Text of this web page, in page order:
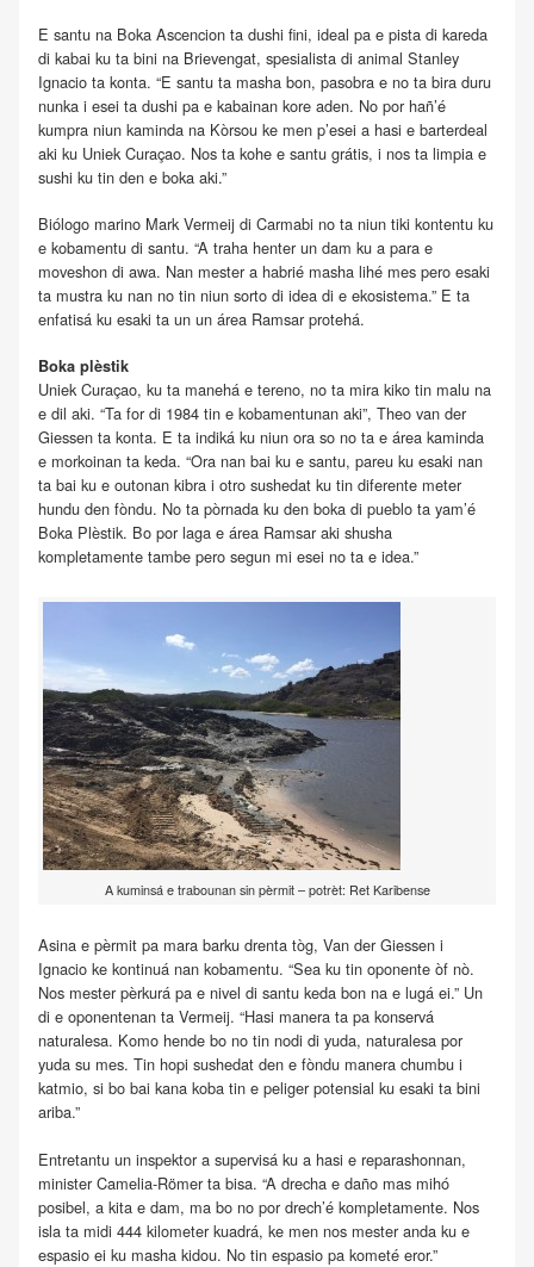
E santu na Boka Ascencion ta dushi fini, ideal pa e pista di kareda
di kabai ku ta bini na Brievengat, spesialista di animal Stanley
Ignacio ta konta. “E santu ta masha bon, pasobra e no ta bira duru
nunka i esei ta dushi pa e kabainan kore aden. No por hañ’é
kumpra niun kaminda na Kòrsou ke men p’esei a hasi e barterdeal
aki ku Uniek Curaçao. Nos ta kohe e santu grátis, i nos ta limpia e
sushi ku tin den e boka aki.”
Biólogo marino Mark Vermeij di Carmabi no ta niun tiki kontentu ku
e kobamentu di santu. “A traha henter un dam ku a para e
moveshon di awa. Nan mester a habrié masha lihé mes pero esaki
ta mustra ku nan no tin niun sorto di idea di e ekosistema.” E ta
enfatisá ku esaki ta un un área Ramsar protehá.
Boka plèstik
Uniek Curaçao, ku ta manehá e tereno, no ta mira kiko tin malu na
e dil aki. “Ta for di 1984 tin e kobamentunan aki”, Theo van der
Giessen ta konta. E ta indiká ku niun ora so no ta e área kaminda
e morkoinan ta keda. “Ora nan bai ku e santu, pareu ku esaki nan
ta bai ku e outonan kibra i otro sushedat ku tin diferente meter
hundu den fòndu. No ta pòrnada ku den boka di pueblo ta yam’é
Boka Plèstik. Bo por laga e área Ramsar aki shusha
kompletamente tambe pero segun mi esei no ta e idea.”
A kuminsá e trabounan sin pèrmit – potrèt: Ret Karibense
Asina e pèrmit pa mara barku drenta tòg, Van der Giessen i
Ignacio ke kontinuá nan kobamentu. “Sea ku tin oponente òf nò.
Nos mester pèrkurá pa e nivel di santu keda bon na e lugá ei.” Un
di e oponentenan ta Vermeij. “Hasi manera ta pa konservá
naturalesa. Komo hende bo no tin nodi di yuda, naturalesa por
yuda su mes. Tin hopi sushedat den e fòndu manera chumbu i
katmio, si bo bai kana koba tin e peliger potensial ku esaki ta bini
ariba.”
Entretantu un inspektor a supervisá ku a hasi e reparashonnan,
minister Camelia-Römer ta bisa. “A drecha e daño mas mihó
posibel, a kita e dam, ma bo no por drech’é kompletamente. Nos
isla ta midi 444 kilometer kuadrá, ke men nos mester anda ku e
espasio ei ku masha kidou. No tin espasio pa kometé eror.”